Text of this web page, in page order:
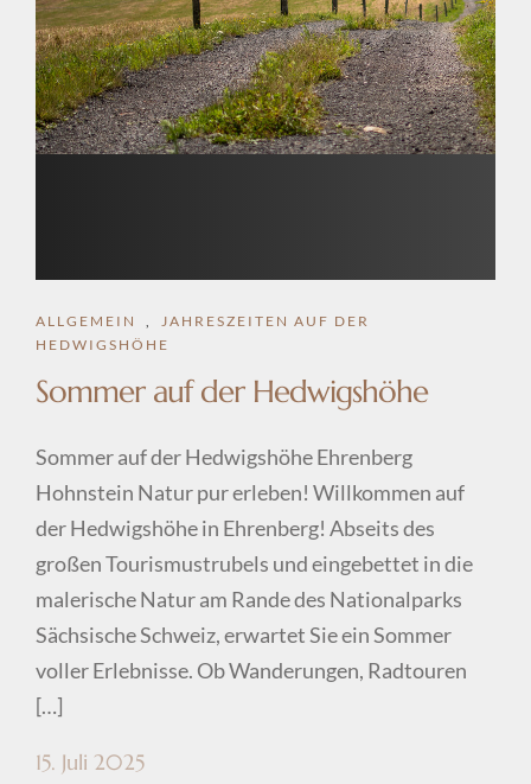
ALLGEMEIN , JAHRESZEITEN AUF DER
HEDWIGSHÖHE
Sommer auf der Hedwigshöhe
Sommer auf der Hedwigshöhe Ehrenberg
Hohnstein Natur pur erleben! Willkommen auf
der Hedwigshöhe in Ehrenberg! Abseits des
großen Tourismustrubels und eingebettet in die
malerische Natur am Rande des Nationalparks
Sächsische Schweiz, erwartet Sie ein Sommer
voller Erlebnisse. Ob Wanderungen, Radtouren
[…]
15. Juli 2025